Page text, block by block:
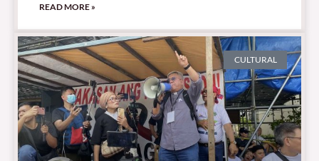
READ MORE »
CULTURAL